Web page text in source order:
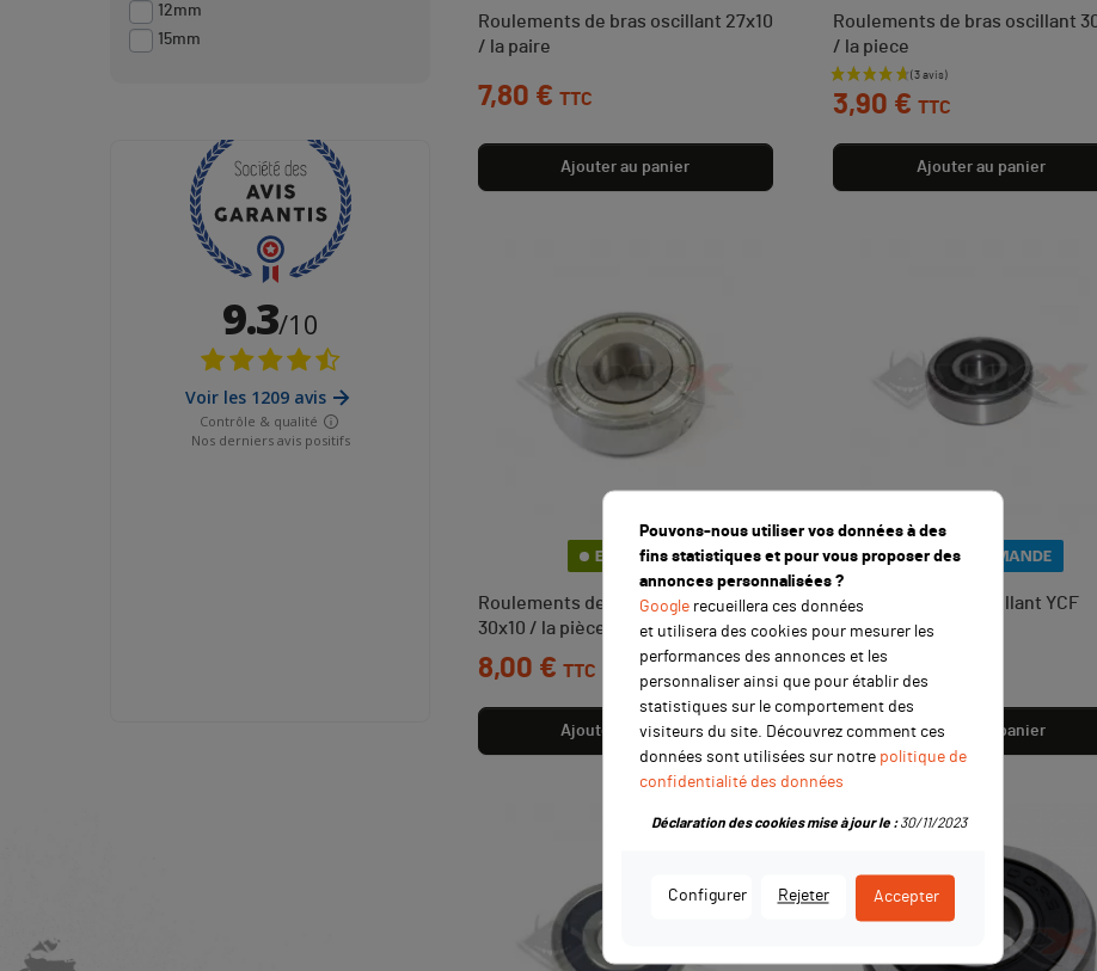
12mm
15mm
Roulements de bras oscillant 27x10
/ la paire
Prix
7,80 € TTC
Ajouter au panier
Roulements de bras oscillant
/ la piece
Prix
3,90 € TTC
Ajouter au panier
EN STOCK
Roulements de bras oscillant FAG
30x10 / la pièce
Prix
8,00 € TTC
Ajouter au panier
SUR COMMANDE
Roulement bras oscillant YCF
28x10
Prix
6,00 €
Ajouter au panier
Pouvons-nous utiliser vos données à des
fins statistiques et pour vous proposer des
annonces personnalisées ?
Google recueillera ces données
et utilisera des cookies pour mesurer les
performances des annonces et les
personnaliser ainsi que pour établir des
statistiques sur le comportement des
visiteurs du site. Découvrez comment ces
données sont utilisées sur notre politique de
confidentialité des données
Configurer Rejeter Accepter
Déclaration des cookies mise à jour le :30/11/2023